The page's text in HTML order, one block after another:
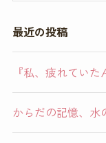
最近の投稿
『私、疲れてい
からだの記憶、水